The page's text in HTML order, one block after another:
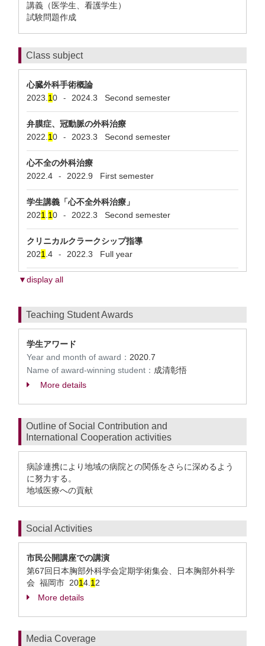
講義（医学生、看護学生）
試験問題作成
Class subject
心臓外科手術概論
2023. 10 - 2024.3 Second semester
弁膜症、冠動脈の外科治療
2022. 10 - 2023.3 Second semester
心不全の外科治療
2022.4
- 2022.9 First semester
学生講義「心不全外科治療」
2021 10 - 2022.3 Second semester
クリニカルクラークシップ指導
2021 .4 - 2022.3 Full year
▼display all
Teaching Student Awards
学生アワード
Year and month of award： 2020.7
Name of award-winning student： 成清彰悟
More details
Outline of Social Contribution and
International Cooperation activities
病診連携により地域の病院との関係をさらに深めるよう
に努力する。
地域医療への貢献
Social Activities
市民公開講座での講演
第67回日本胸部外科学会定期学術集会、日本胸部外科学
会 福岡市 2014. 1 2
More details
Media Coverage